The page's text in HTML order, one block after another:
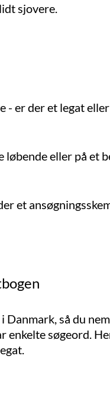
sjovere.
- er der et legat
løbende eller på et
et
Danmark, så du
enkelte søgeord.